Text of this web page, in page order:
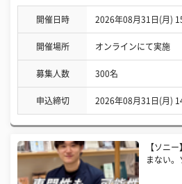
開催日時 2026年08月31日(月)
開催場所 オンラインにて実施
募集人数 300名
申込締切 2026年08月31日(月)
【ソニ
まない。